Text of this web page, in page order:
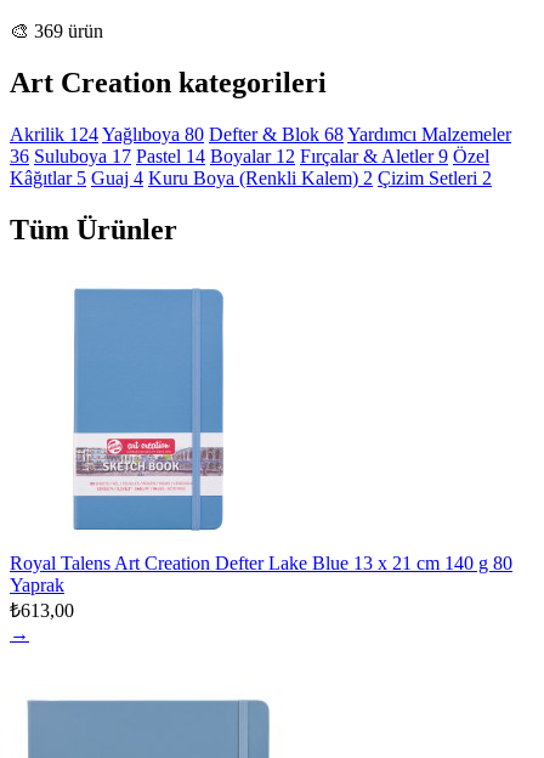
🎨 369 ürün
Art Creation kategorileri
Akrilik 124Yağlıboya 80 Defter & Blok 68Yardımcı Malzemeler
36 Suluboya 17 Pastel 14 Boyalar 12 Fırçalar & Aletler9 Özel
Kâğıtlar 5 Guaj 4 Kuru Boya (Renkli Kalem) 2 Çizim Setleri 2
Tüm Ürünler
Royal Talens Art Creation Defter Lake Blue 13 x 21 cm 140 g 80
Yaprak
₺613,00
→